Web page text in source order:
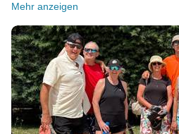
Mehr anzeigen